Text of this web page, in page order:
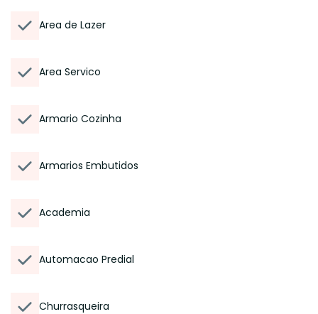
Area de Lazer
Area Servico
Armario Cozinha
Armarios Embutidos
Academia
Automacao Predial
Churrasqueira